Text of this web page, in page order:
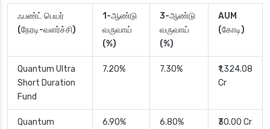
ஃபண்ட் பெயர்
(நேரடி-வளர்ச்சி)
1-ஆண்டு
வருவாய்
(%)
3-ஆண்டு
வருவாய்
(%)
AUM
(கோடி)
Quantum Ultra
Short Duration
Fund
7.20% 7.30%
₹1,324.08
Cr
Quantum
6.90% 6.80% ₹30.00 Cr